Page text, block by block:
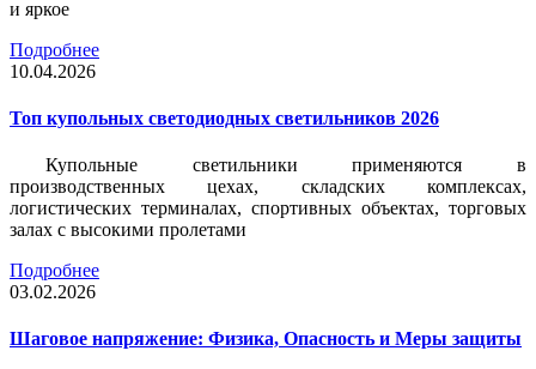
и яркое
Подробнее
10.04.2026
Топ купольных светодиодных светильников 2026
Купольные светильники применяются в
производственных цехах, складских комплексах,
логистических терминалах, спортивных объектах, торговых
залах с высокими пролетами
Подробнее
03.02.2026
Шаговое напряжение: Физика, Опасность и Меры защиты